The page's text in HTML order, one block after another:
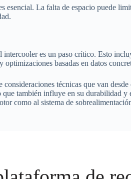
La falta de espacio puede
es un paso crítico. Esto
basadas en datos
técnicas que van
también influye en su durabilidad
como al sistema de